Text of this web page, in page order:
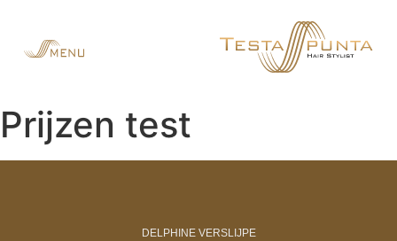
Prijzen test
DELPHINE VERSLIJPE